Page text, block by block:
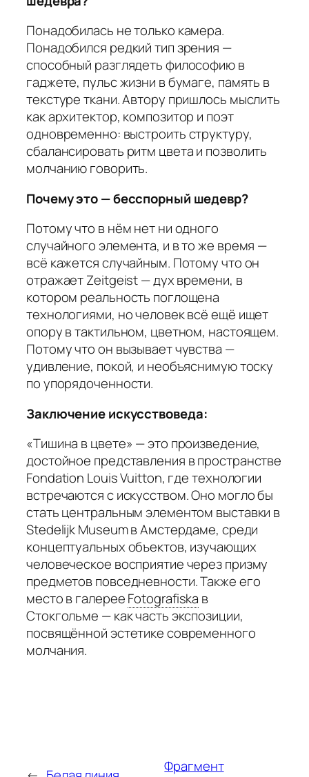
Понадобилась не только камера.
Понадобился редкий тип зрения —
способный разглядеть философию в
гаджете, пульс жизни в бумаге, память в
текстуре ткани. Автору пришлось мыслить
как архитектор, композитор и поэт
одновременно: выстроить структуру,
сбалансировать ритм цвета и позволить
молчанию говорить.
Почему это — бесспорный шедевр?
Потому что в нём нет ни одного
случайного элемента, и в то же время —
всё кажется случайным. Потому что он
отражает Zeitgeist — дух времени, в
котором реальность поглощена
технологиями, но человек всё ещё ищет
опору в тактильном, цветном, настоящем.
Потому что он вызывает чувства —
удивление, покой, и необъяснимую тоску
по упорядоченности.
Заключение искусствоведа:
«Тишина в цвете» — это произведение,
достойное представления в пространстве
Fondation Louis Vuitton, где технологии
встречаются с искусством. Оно могло бы
стать центральным элементом выставки в
Stedelijk Museum в Амстердаме, среди
концептуальных объектов, изучающих
человеческое восприятие через призму
предметов повседневности. Также его
место в галерееFotografiska в
Стокгольме — как часть экспозиции,
посвящённой эстетике современного
молчания.
Фрагмент